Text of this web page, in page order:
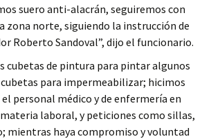
suero anti-alacrán, seguiremos con
zona norte, siguiendo la instrucción de
Roberto Sandoval”, dijo el funcionario.
cubetas de pintura para pintar algunos
para impermeabilizar; hicimos
personal médico y de enfermería en
laboral, y peticiones como sillas,
mientras haya compromiso y voluntad